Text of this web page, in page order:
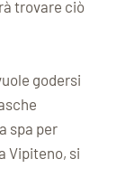
trovare ciò
godersi
spa per
Vipiteno, si